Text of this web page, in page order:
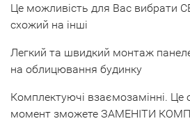
Це можливість для Вас вибрати
схожий на інші
Легкий та швидкий монтаж
на облицювання будинку
Комплектуючі взаємозамінні.
момент зможете ЗАМЕНІТИ